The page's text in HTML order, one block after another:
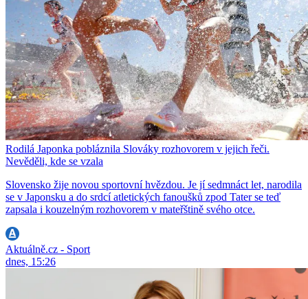
Rodilá Japonka pobláznila Slováky rozhovorem v jejich řeči.
Nevěděli, kde se vzala
Slovensko žije novou sportovní hvězdou. Je jí sedmnáct let, narodila
se v Japonsku a do srdcí atletických fanoušků zpod Tater se teď
zapsala i kouzelným rozhovorem v mateřštině svého otce.
Aktuálně.cz - Sport
dnes, 15:26